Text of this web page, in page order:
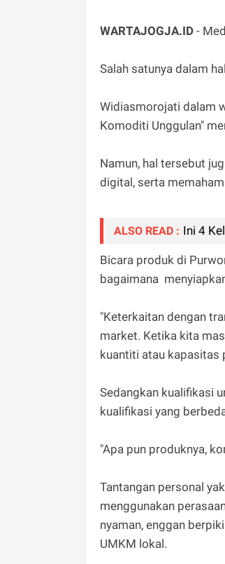
WARTAJOGJA.ID -
Salah satunya dalam
Widiasmorojati dalam
Komoditi Unggulan"
Namun, hal tersebut
digital, serta
ALSO READ : Ini 4
Bicara produk di
bagaimana
"Keterkaitan dengan
market. Ketika kita
kuantiti atau kapasitas
Sedangkan kualifikasi
kualifikasi yang
"Apa pun produknya,
Tantangan personal
menggunakan
nyaman, enggan
UMKM lokal.